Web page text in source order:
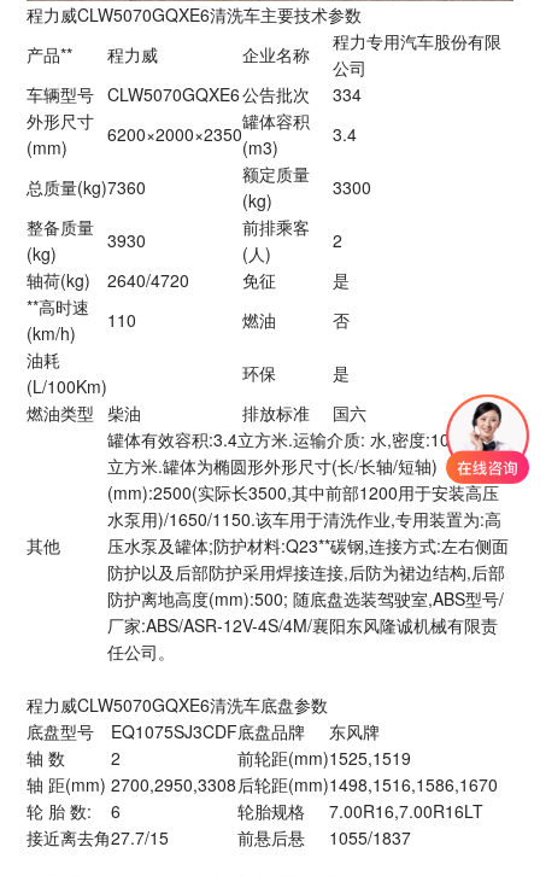
程力威CLW5070GQXE6清洗车主要技术参数
产品**
程力威 企业名称
程力专用汽车股份有限
公司
车辆型号 CLW5070GQXE6公告批次
334
外形尺寸
(mm)
6200×2000×2350
罐体容积
(m3)
3.4
总质量(kg)7360
额定质量
(kg)
3300
整备质量
(kg)
3930
前排乘客
(人)
2
轴荷(kg)
2640/4720 免征
是
**高时速
(km/h)
110 燃油
否
油耗
(L/100Km)
环保
是
燃油类型
柴油 排放标准 国六
其他
罐体有效容积:3.4立方米.运输介质: 水,密度:1000千克/
立方米.罐体为椭圆形外形尺寸(长/长轴/短轴)
(mm):2500(实际长3500,其中前部1200用于安装高压
水泵用)/1650/1150.该车用于清洗作业,专用装置为:高
压水泵及罐体;防护材料:Q23**碳钢,连接方式:左右侧面
防护以及后部防护采用焊接连接,后防为裙边结构,后部
防护离地高度(mm):500; 随底盘选装驾驶室,ABS型号/
厂家:ABS/ASR-12V-4S/4M/襄阳东风隆诚机械有限责
任公司。
程力威CLW5070GQXE6清洗车底盘参数
底盘型号
EQ1075SJ3CDF底盘品牌
东风牌
轴 数
2 前轮距(mm)1525,1519
轴 距(mm) 2700,2950,3308 后轮距(mm)1498,1516,1586,1670
轮 胎 数:
6 轮胎规格
7.00R16,7.00R16LT
接近离去角27.7/15 前悬后悬 1055/1837